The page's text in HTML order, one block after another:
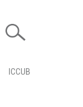
ICCUB